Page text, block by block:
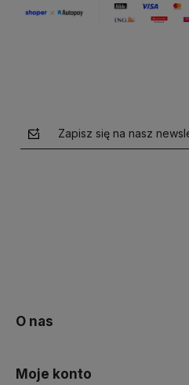
Zapisz się na nasz
O nas
Moje konto